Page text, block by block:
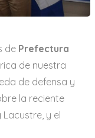
de Prefectura
de nuestra
de defensa y
la reciente
Lacustre, y el